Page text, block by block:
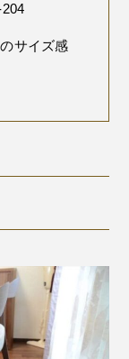
サイズ感